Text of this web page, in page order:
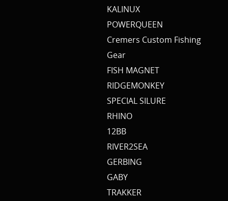
KALINUX
POWERQUEEN
Cremers Custom Fishing
Gear
FISH MAGNET
RIDGEMONKEY
SPECIAL SILURE
RHINO
12BB
RIVER2SEA
GERBING
GABY
TRAKKER